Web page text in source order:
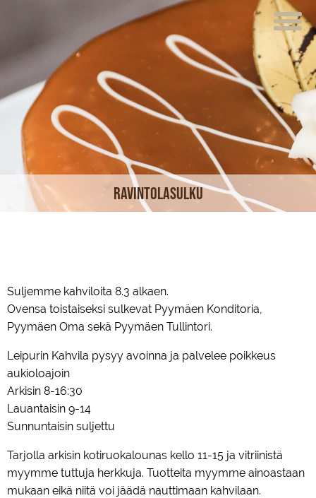
ETUSIVU
VERKKOKAUPPA
KAHVILAT
LOUNAS
MEISTÄ
TUOTTEET
HOTELLI
Ravintolasulku
Suljemme kahviloita 8.3 alkaen.
Ovensa toistaiseksi sulkevat Pyymäen Konditoria,
Pyymäen Oma sekä Pyymäen Tullintori.
Leipurin Kahvila pysyy avoinna ja palvelee poikkeus
aukioloajoin
Arkisin 8-16:30
Lauantaisin 9-14
Sunnuntaisin suljettu
Tarjolla arkisin kotiruokalounas kello 11-15 ja vitriinistä
myymme tuttuja herkkuja. Tuotteita myymme ainoastaan
mukaan eikä niitä voi jäädä nauttimaan kahvilaan.